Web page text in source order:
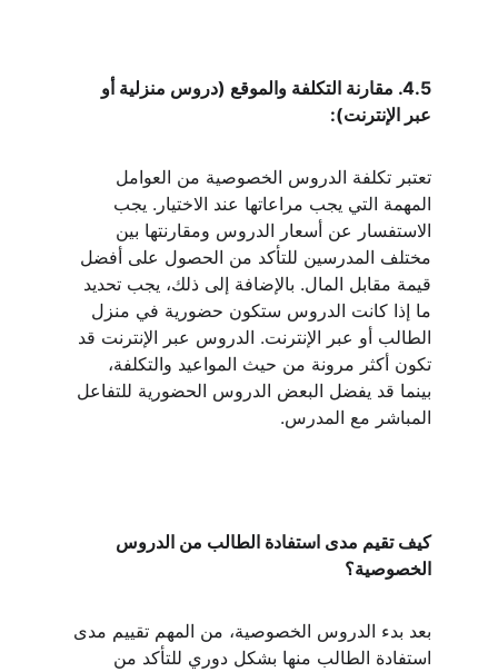
4.5. مقارنة التكلفة والموقع (دروس منزلية أو
عبر الإنترنت):
تعتبر تكلفة الدروس الخصوصية من العوامل
المهمة التي يجب مراعاتها عند الاختيار. يجب
الاستفسار عن أسعار الدروس ومقارنتها بين
مختلف المدرسين للتأكد من الحصول على أفضل
قيمة مقابل المال. بالإضافة إلى ذلك، يجب تحديد
ما إذا كانت الدروس ستكون حضورية في منزل
الطالب أو عبر الإنترنت. الدروس عبر الإنترنت قد
تكون أكثر مرونة من حيث المواعيد والتكلفة،
بينما قد يفضل البعض الدروس الحضورية للتفاعل
المباشر مع المدرس.
كيف تقيم مدى استفادة الطالب من الدروس
الخصوصية؟
بعد بدء الدروس الخصوصية، من المهم تقييم مدى
استفادة الطالب منها بشكل دوري للتأكد من